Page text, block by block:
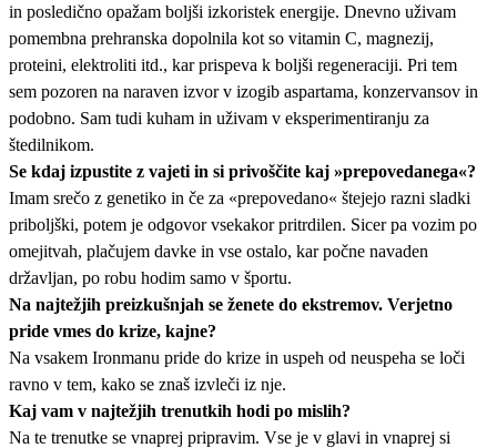
in posledično opažam boljši izkoristek energije. Dnevno uživam
pomembna prehranska dopolnila kot so vitamin C, magnezij,
proteini, elektroliti itd., kar prispeva k boljši regeneraciji. Pri tem
sem pozoren na naraven izvor v izogib aspartama, konzervansov in
podobno. Sam tudi kuham in uživam v eksperimentiranju za
štedilnikom.
Se kdaj izpustite z vajeti in si privoščite kaj »prepovedanega«?
Imam srečo z genetiko in če za «prepovedano« štejejo razni sladki
priboljški, potem je odgovor vsekakor pritrdilen. Sicer pa vozim po
omejitvah, plačujem davke in vse ostalo, kar počne navaden
državljan, po robu hodim samo v športu.
Na najtežjih preizkušnjah se ženete do ekstremov. Verjetno
pride vmes do krize, kajne?
Na vsakem Ironmanu pride do krize in uspeh od neuspeha se loči
ravno v tem, kako se znaš izvleči iz nje.
Kaj vam v najtežjih trenutkih hodi po mislih?
Na te trenutke se vnaprej pripravim. Vse je v glavi in vnaprej si